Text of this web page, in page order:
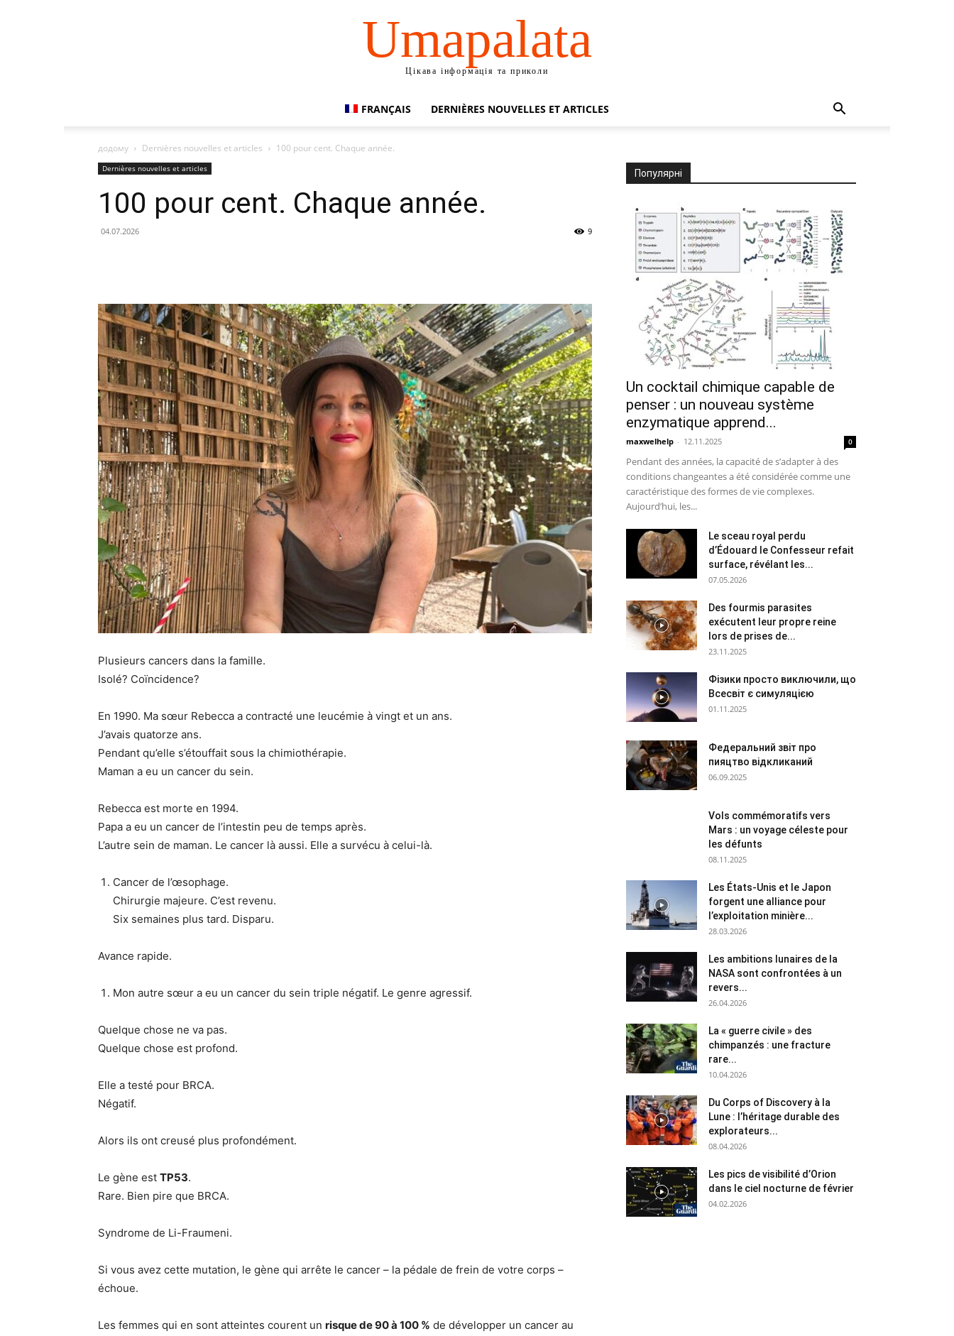
Umapalata
Цікава інформація та приколи
FRANÇAIS DERNIÈRES NOUVELLES ET ARTICLES
додому Dernières nouvelles et articles 100 pour cent. Chaque année.
Dernières nouvelles et articles
100 pour cent. Chaque année.
04.07.2026 9
Plusieurs cancers dans la famille.
Isolé? Coïncidence?
En 1990. Ma sœur Rebecca a contracté une leucémie à vingt et un ans.
J’avais quatorze ans.
Pendant qu’elle s’étouffait sous la chimiothérapie.
Maman a eu un cancer du sein.
Rebecca est morte en 1994.
Papa a eu un cancer de l’intestin peu de temps après.
L’autre sein de maman. Le cancer là aussi. Elle a survécu à celui-là.
Cancer de l’œsophage.
Chirurgie majeure. C’est revenu.
Six semaines plus tard. Disparu.
Avance rapide.
Mon autre sœur a eu un cancer du sein triple négatif. Le genre agressif.
Quelque chose ne va pas.
Quelque chose est profond.
Elle a testé pour BRCA.
Négatif.
Alors ils ont creusé plus profondément.
Le gène est TP53.
Rare. Bien pire que BRCA.
Syndrome de Li-Fraumeni.
Si vous avez cette mutation, le gène qui arrête le cancer – la pédale de frein de votre corps –
échoue.
Les femmes qui en sont atteintes courent un risque de 90 à 100 % de développer un cancer au
Популярні
Un cocktail chimique capable de
penser : un nouveau système
enzymatique apprend...
maxwelhelp - 12.11.2025 0
Pendant des années, la capacité de s’adapter à des
conditions changeantes a été considérée comme une
caractéristique des formes de vie complexes.
Aujourd’hui, les...
Le sceau royal perdu
d’Édouard le Confesseur refait
surface, révélant les...
07.05.2026
Des fourmis parasites
exécutent leur propre reine
lors de prises de...
23.11.2025
Фізики просто виключили, що
Всесвіт є симуляцією
01.11.2025
Федеральний звіт про
пияцтво відкликаний
06.09.2025
Vols commémoratifs vers
Mars : un voyage céleste pour
les défunts
08.11.2025
Les États-Unis et le Japon
forgent une alliance pour
l’exploitation minière...
28.03.2026
Les ambitions lunaires de la
NASA sont confrontées à un
revers...
26.04.2026
La « guerre civile » des
chimpanzés : une fracture
rare...
10.04.2026
Du Corps of Discovery à la
Lune : l’héritage durable des
explorateurs...
08.04.2026
Les pics de visibilité d’Orion
dans le ciel nocturne de février
04.02.2026